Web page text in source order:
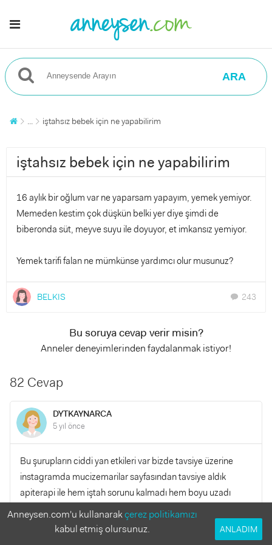
ARA
... iştahsız bebek için ne yapabilirim
iştahsız bebek için ne yapabilirim
16 aylık bir oğlum var ne yaparsam yapayım, yemek yemiyor.
Memeden kestim çok düşkün belki yer diye şimdi de
biberonda süt, meyve suyu ile doyuyor, et imkansız yemiyor.
Yemek tarifi falan ne mümkünse yardımcı olur musunuz?
BELKIS chat 243
Bu soruya cevap verir misin?
Anneler deneyimlerinden faydalanmak istiyor!
82 Cevap
DYTKAYNARCA
5 yıl önce
Bu şurupların ciddi yan etkileri var bizde tavsiye üzerine
instagramda mucizemarilar sayfasından tavsiye aldık
apiterapi ile hem iştah sorunu kalmadı hem boyu uzadı
gelişimi düzene girdi kesinlikle tavsiye ederim
YANITLA
Anneysen.com'u kullanarakçerez politikamızı
kabul etmiş olursunuz.
ANLADIM